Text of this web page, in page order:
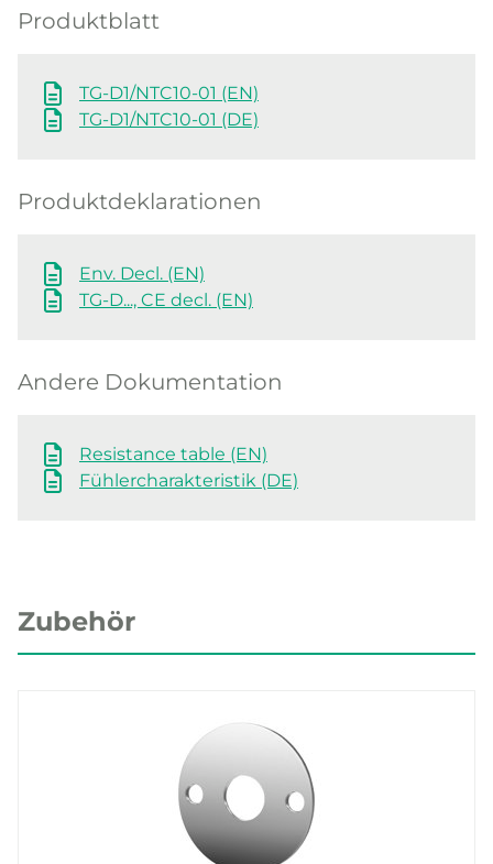
Produktblatt
TG-D1/NTC10-01 (EN)
TG-D1/NTC10-01 (DE)
Produktdeklarationen
Env. Decl. (EN)
TG-D..., CE decl. (EN)
Andere Dokumentation
Resistance table (EN)
Fühlercharakteristik (DE)
Zubehör